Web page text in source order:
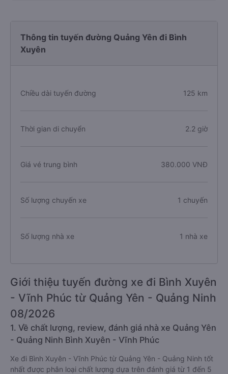
Thông tin tuyến đường Quảng Yên đi Bình
Xuyên
Chiều dài tuyến đường 125 km
Thời gian di chuyển 2.2 giờ
Giá vé trung bình 380.000 VNĐ
Số lượng chuyến xe 1 chuyến
Số lượng nhà xe 1 nhà xe
Giới thiệu tuyến đường xe đi Bình Xuyên
- Vĩnh Phúc từ Quảng Yên - Quảng Ninh
08/2026
1. Về chất lượng, review, đánh giá nhà xe Quảng Yên
- Quảng Ninh Bình Xuyên - Vĩnh Phúc
Xe đi Bình Xuyên - Vĩnh Phúc từ Quảng Yên - Quảng Ninh tốt
nhất được phân loại chất lượng dựa trên đánh giá từ 1 đến 5